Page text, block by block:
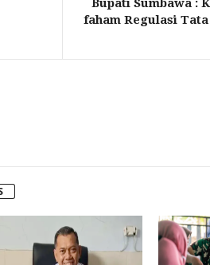
Bupati Sumbawa :
faham Regulasi